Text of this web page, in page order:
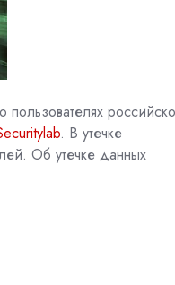
пользователях
. В утечке
Об утечке данных